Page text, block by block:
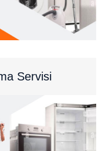
Servisi